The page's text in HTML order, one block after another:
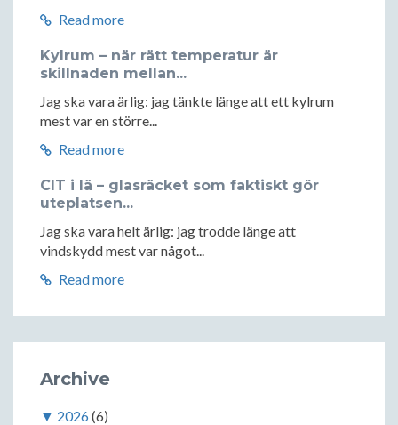
Read more
Kylrum – när rätt temperatur är
skillnaden mellan...
Jag ska vara ärlig: jag tänkte länge att ett kylrum
mest var en större...
Read more
CIT i lä – glasräcket som faktiskt gör
uteplatsen...
Jag ska vara helt ärlig: jag trodde länge att
vindskydd mest var något...
Read more
Archive
▼ 2026(6)